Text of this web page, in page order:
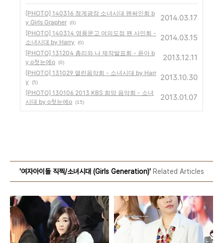
[PHOTO] 140316 청계광장 소녀시대 팬싸인회 b
y Girls Grapher (0)
2014.03.17
[PHOTO] 140314 영풍문고 여의도점 팬 사인회 -
소녀시대 by Harry
(0)
2014.03.15
[PHOTO] 131204 총리와 나 제작발표회 - 윤아 b
y o첫눈에o (0)
2013.12.11
[PHOTO] 131029 열린음악회 - 소녀시대 by Harr
y
(5)
2013.10.30
[PHOTO] 130106 2013 KBS 희망 음악회 - 소녀
시대 by o첫눈에o (15)
2013.01.07
'여자아이돌 직찍/소녀시대 (Girls Generation)'Related Articles